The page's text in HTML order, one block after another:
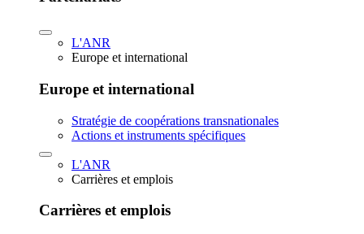
L'ANR
Europe et international
Europe et international
Stratégie de coopérations transnationales
Actions et instruments spécifiques
L'ANR
Carrières et emplois
Carrières et emplois